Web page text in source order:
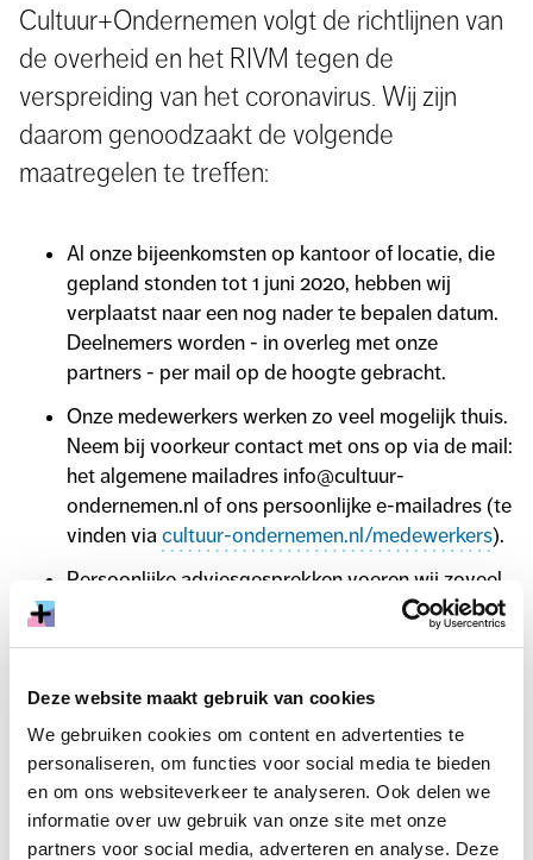
Deze website maakt gebruik van cookies
We gebruiken cookies om content en advertenties te
personaliseren, om functies voor social media te bieden
en om ons websiteverkeer te analyseren. Ook delen we
informatie over uw gebruik van onze site met onze
partners voor social media, adverteren en analyse. Deze
Cultuur+Ondernemen volgt de richtlijnen van
de overheid en het RIVM tegen de
verspreiding van het coronavirus. Wij zijn
daarom genoodzaakt de volgende
maatregelen te treffen:
Al onze bijeenkomsten op kantoor of locatie, die
gepland stonden tot 1 juni 2020, hebben wij
verplaatst naar een nog nader te bepalen datum.
Deelnemers worden - in overleg met onze
partners - per mail op de hoogte gebracht.
Onze medewerkers werken zo veel mogelijk thuis.
Neem bij voorkeur contact met ons op via de mail:
het algemene mailadres info@cultuur-
ondernemen.nl of ons persoonlijke e-mailadres (te
vinden via cultuur-ondernemen.nl/medewerkers).
Persoonlijke adviesgesprekken voeren wij zoveel
mogelijk op afstand via mobiel of laptop.
Helpdesk
Zit je als ondernemer in de cultuursector met een
prangende vraag door de coronacrisis? Via onze
helpdeskstaan onze adviseurs je bij.